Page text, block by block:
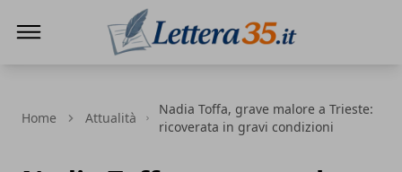
Home Attualità
Nadia Toffa, grave malore a Trieste:
ricoverata in gravi condizioni